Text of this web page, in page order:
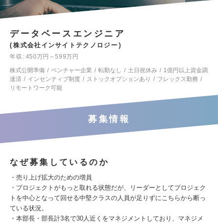
データベースエンジニア
株式会社インサイトテクノロジー
年収
450万円～599万円
株式公開準備
ベンチャー企業 転勤なし 土日祝休み
1億円以上資金調
達済
インセンティブ制度 ストックオプションあり
フレックス勤務
リモートワーク可能
募集情報
なぜ募集しているのか
・売り上げ拡大のための増員
・プロジェクトがもっと取れる状態だが、リーダーとしてプロジェク
トを中心となって回せる中堅クラスの人員が足りずにこちらから断っ
ている状況。
・本部長・部長計3名で30人近くをマネジメントしており、マネジメ